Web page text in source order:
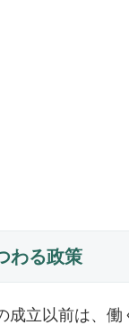
わる政策
成立以前は、